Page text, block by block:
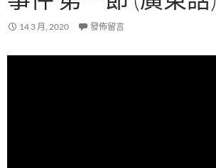
14 3 月, 2020 發佈留言